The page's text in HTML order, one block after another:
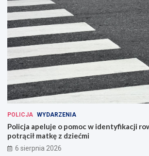
POLICJA WYDARZENIA
Policja apeluje o pomoc w identyfikacji
potrącił matkę z dziećmi
6 sierpnia 2026